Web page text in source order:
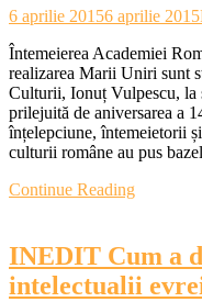
6 aprilie 20156 aprilie 2015
Întemeierea Academiei
realizarea Marii Uniri sunt
Culturii, Ionuț Vulpescu, la
prilejuită de aniversarea a
înțelepciune, întemeietorii
culturii române au pus
Continue Reading
INEDIT Cum a
intelectualii